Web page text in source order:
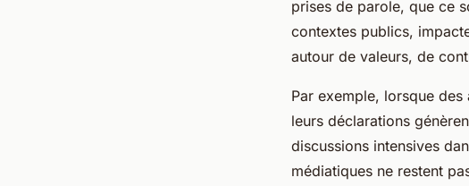
prises de parole, que ce
contextes publics,
autour de valeurs, de
Par exemple, lorsque
leurs déclarations
discussions intensives
médiatiques ne restent